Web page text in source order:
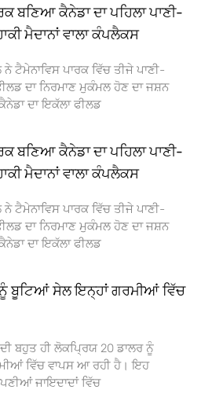
ਬਣਿਆ ਕੈਨੇਡਾ ਦਾ ਪਹਿਲਾ ਪਾਣੀ-
ਮੈਦਾਨਾਂ ਵਾਲਾ ਕੰਪਲੈਕਸ
ਟੈਮੇਨਾਵਿਸ ਪਾਰਕ ਵਿੱਚ ਤੀਜੇ ਪਾਣੀ-
ਦਾ ਨਿਰਮਾਣ ਮੁਕੰਮਲ ਹੋਣ ਦਾ ਜਸ਼ਨ
ਦਾ ਇਕੱਲਾ ਫੀਲਡ
ਬਣਿਆ ਕੈਨੇਡਾ ਦਾ ਪਹਿਲਾ ਪਾਣੀ-
ਮੈਦਾਨਾਂ ਵਾਲਾ ਕੰਪਲੈਕਸ
ਟੈਮੇਨਾਵਿਸ ਪਾਰਕ ਵਿੱਚ ਤੀਜੇ ਪਾਣੀ-
ਦਾ ਨਿਰਮਾਣ ਮੁਕੰਮਲ ਹੋਣ ਦਾ ਜਸ਼ਨ
ਦਾ ਇਕੱਲਾ ਫੀਲਡ
ਨੂੰ ਬੂਟਿਆਂ ਸੇਲ ਇਨ੍ਹਾਂ ਗਰਮੀਆਂ ਵਿੱਚ
ਦੀ ਬਹੁਤ ਹੀ ਲੋਕਪ੍ਰਿਯ 20 ਡਾਲਰ ਨੂੰ
ਵਿੱਚ ਵਾਪਸ ਆ ਰਹੀ ਹੈ। ਇਹ
ਜਾਇਦਾਦਾਂ ਵਿੱਚ